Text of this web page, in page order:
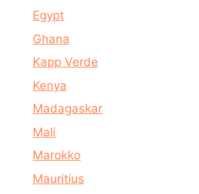
Egypt
Ghana
Kapp Verde
Kenya
Madagaskar
Mali
Marokko
Mauritius